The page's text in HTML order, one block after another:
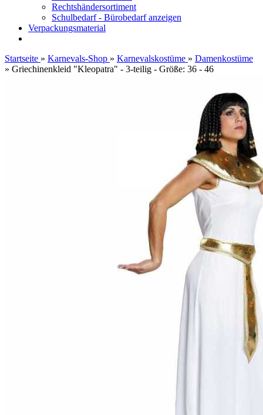
Rechtshändersortiment
Schulbedarf - Bürobedarf anzeigen
Verpackungsmaterial
Startseite » Karnevals-Shop » Karnevalskostüme » Damenkostüme
» Griechinenkleid "Kleopatra" - 3-teilig - Größe: 36 - 46